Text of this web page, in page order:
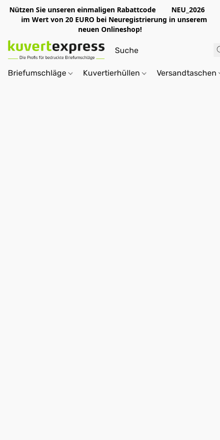
Nützen Sie unseren einmaligen Rabattcode NEU_2026
im Wert von 20 EURO bei Neuregistrierung in unserem
neuen Onlineshop!
Briefumschläge Kuvertierhüllen Versandtaschen